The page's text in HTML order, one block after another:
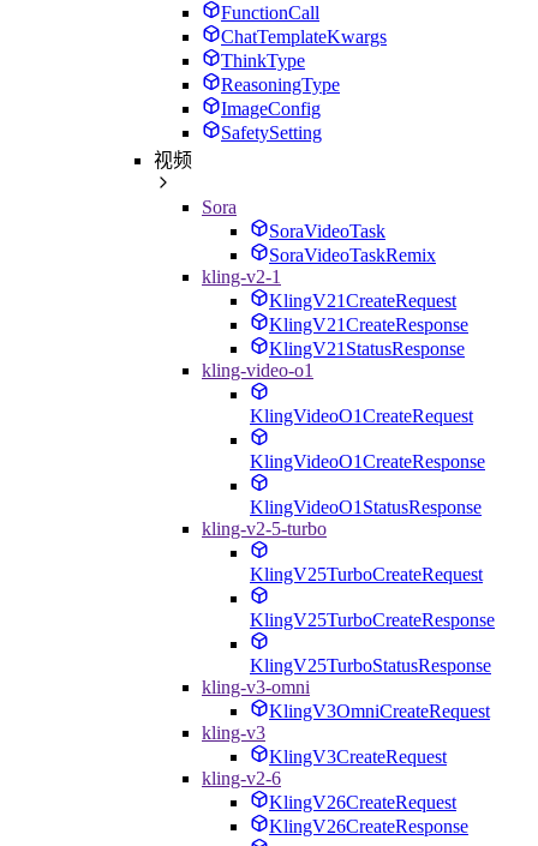
FunctionCall
ChatTemplateKwargs
ThinkType
ReasoningType
ImageConfig
SafetySetting
视频
Sora
SoraVideoTask
SoraVideoTaskRemix
kling-v2-1
KlingV21CreateRequest
KlingV21CreateResponse
KlingV21StatusResponse
kling-video-o1
KlingVideoO1CreateRequest
KlingVideoO1CreateResponse
KlingVideoO1StatusResponse
kling-v2-5-turbo
KlingV25TurboCreateRequest
KlingV25TurboCreateResponse
KlingV25TurboStatusResponse
kling-v3-omni
KlingV3OmniCreateRequest
kling-v3
KlingV3CreateRequest
kling-v2-6
KlingV26CreateRequest
KlingV26CreateResponse